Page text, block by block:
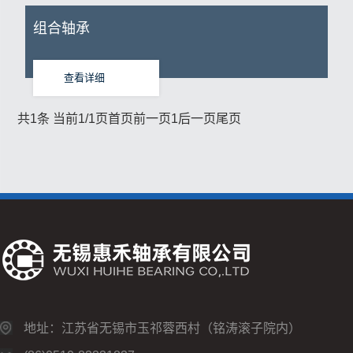
组合轴承
查看详细
共1条 当前1/1页首页前一页1后一页尾页
地址：江苏省无锡市玉祁蓉西村（铭涛滚子院内）